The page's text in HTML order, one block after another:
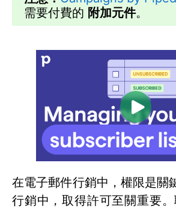
需要付費的 附加元件。
在電子郵件行銷中，權限是關
行銷中，取得許可至關重要。